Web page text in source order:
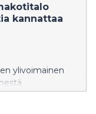
lugnt läge och
expert erbjuder
ett steg i
kannattaa
ylivoimainen